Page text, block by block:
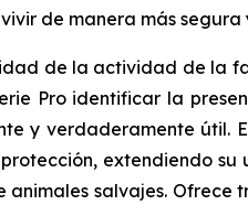
de manera más
de la actividad de la
Pro identificar la
y verdaderamente útil.
extendiendo
salvajes.